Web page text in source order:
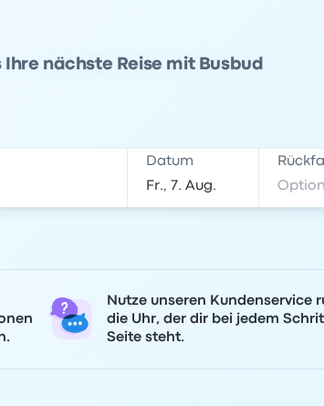
nächste Reise mit Busbud
Datum
Nutze unseren Kundenservice
die Uhr, der dir bei jedem
Seite steht.